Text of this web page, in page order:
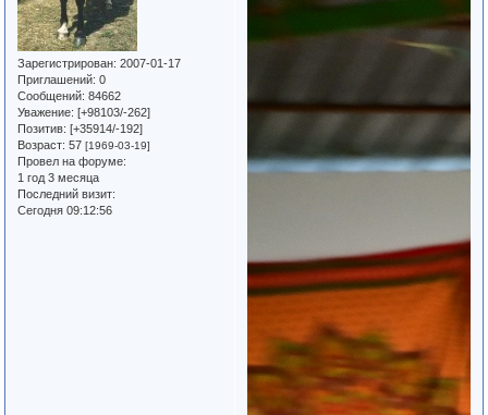
Зарегистрирован: 2007-01-17
Приглашений: 0
Сообщений: 84662
Уважение: [+98103/-262]
Позитив: [+35914/-192]
Возраст: 57[1969-03-19]
Провел на форуме:
1 год 3 месяца
Последний визит:
Сегодня 09:12:56